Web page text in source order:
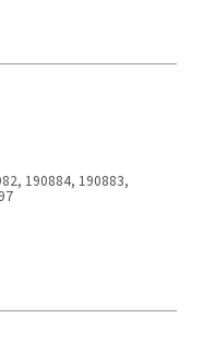
190884, 190883,